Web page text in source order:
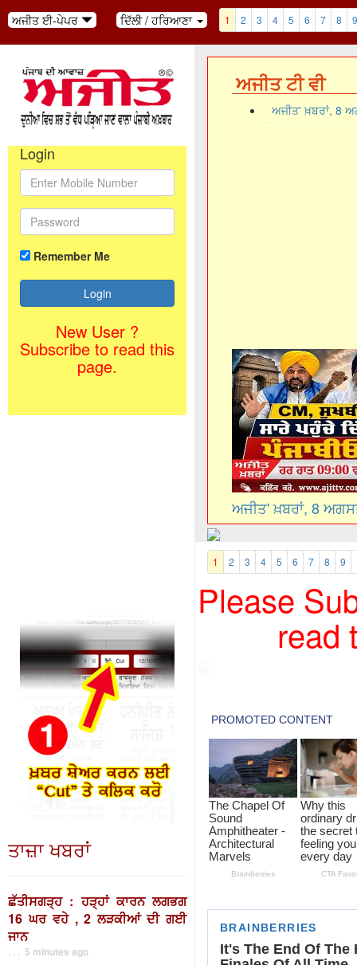
ਅਜੀਤ ਈ-ਪੇਪਰ ਦਿੱਲੀ / ਹਰਿਆਣਾ 1 2 3 4 5 6 7 8 9
Login
Remember Me
New User ?
Subscribe to read this
page.
ਤਾਜ਼ਾ ਖਬਰਾਂ
ਛੱਤੀਸਗੜ੍ਹ : ਹੜ੍ਹਾਂ ਕਾਰਨ ਲਗਭਗ
16 ਘਰ ਵਹੇ , 2 ਲੜਕੀਆਂ ਦੀ ਗਈ
ਜਾਨ
. . . 5 minutes ago
ਅਜੀਤ ਟੀ ਵੀ
ਅਜੀਤ' ਖ਼ਬਰਾਂ, 8
ਅਜੀਤ' ਖ਼ਬਰਾਂ, 8
1 2 3 4 5 6 7 8 9
Please
read